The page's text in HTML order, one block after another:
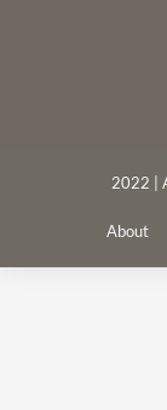
2022 |
About